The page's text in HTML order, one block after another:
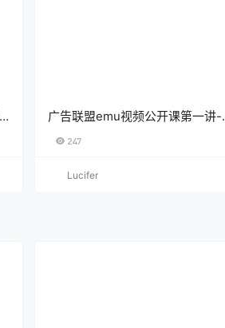
广告联盟emu视频公开课第一讲-
247
Lucifer